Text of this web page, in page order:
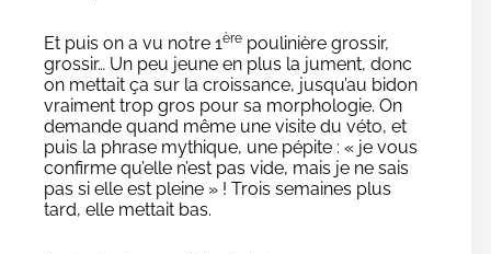
Et puis on a vu notre 1ère poulinière grossir,
grossir… Un peu jeune en plus la jument, donc
on mettait ça sur la croissance, jusqu’au bidon
vraiment trop gros pour sa morphologie. On
demande quand même une visite du véto, et
puis la phrase mythique, une pépite : « je vous
confirme qu’elle n’est pas vide, mais je ne sais
pas si elle est pleine » ! Trois semaines plus
tard, elle mettait bas.